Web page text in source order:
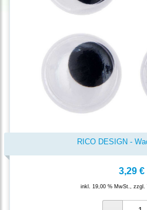
RICO DESIGN -
3,29 €
inkl. 19,00 % MwSt., zzgl.